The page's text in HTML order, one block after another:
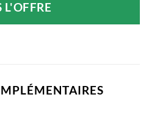
L'OFFRE